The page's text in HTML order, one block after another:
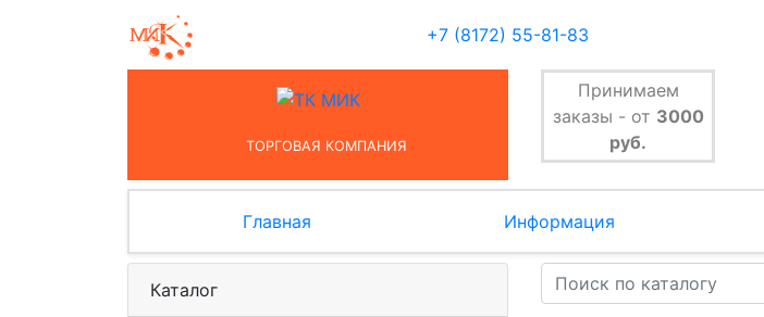
+7 (8172) 55-81-83
ТОРГОВАЯ КОМПАНИЯ
Принимаем
заказы - от 3000
руб.
Главная Информация
Каталог